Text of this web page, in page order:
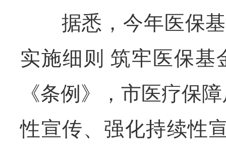
据悉，今年医保基
实施细则 筑牢医保基
《条例》，市医疗保
性宣传、强化持续性